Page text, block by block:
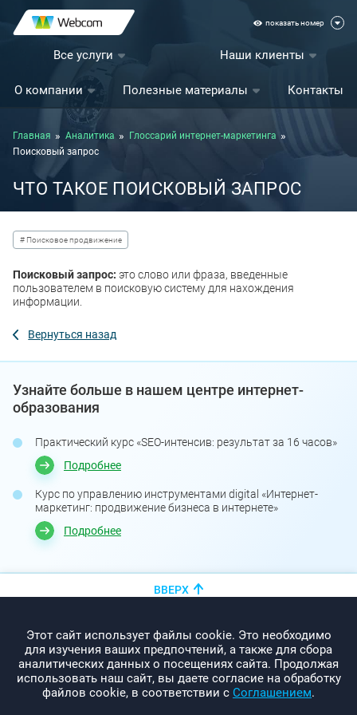
показать номер
Все услуги Наши клиенты
О компании Полезные материалы Контакты
Главная Аналитика
Глоссарий интернет-маркетинга
Поисковый запрос
ЧТО ТАКОЕ ПОИСКОВЫЙ ЗАПРОС
# Поисковое продвижение
Поисковый запрос: это слово или фраза, введенные
пользователем в поисковую систему для нахождения
информации.
Вернуться назад
Узнайте больше в нашем центре интернет-
образования
Практический курс «SEO-интенсив: результат за 16 часов»
Подробнее
Курс по управлению инструментами digital «Интернет-
маркетинг: продвижение бизнеса в интернете»
Подробнее
Этот сайт использует файлы cookie. Это необходимо
для изучения ваших предпочтений, а также для сбора
аналитических данных о посещениях сайта. Продолжая
использовать наш сайт, вы даете согласие на обработку
файлов cookie, в соответствии с Соглашением.
ВВЕРХ
info@promo-webcom.by